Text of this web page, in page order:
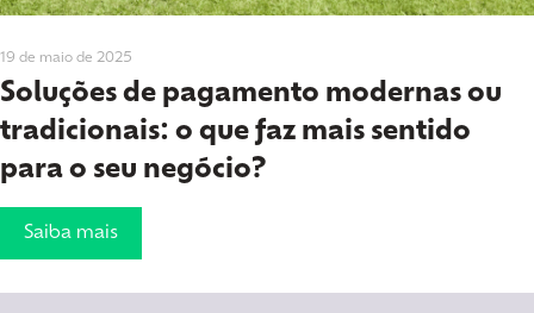
19 de maio de 2025
Soluções de pagamento modernas ou
tradicionais: o que faz mais sentido
para o seu negócio?
Saiba mais